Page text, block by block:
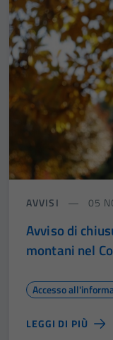
AVVISI 05
Avviso di
montani nel
Accesso
LEGGI DI PIÙ